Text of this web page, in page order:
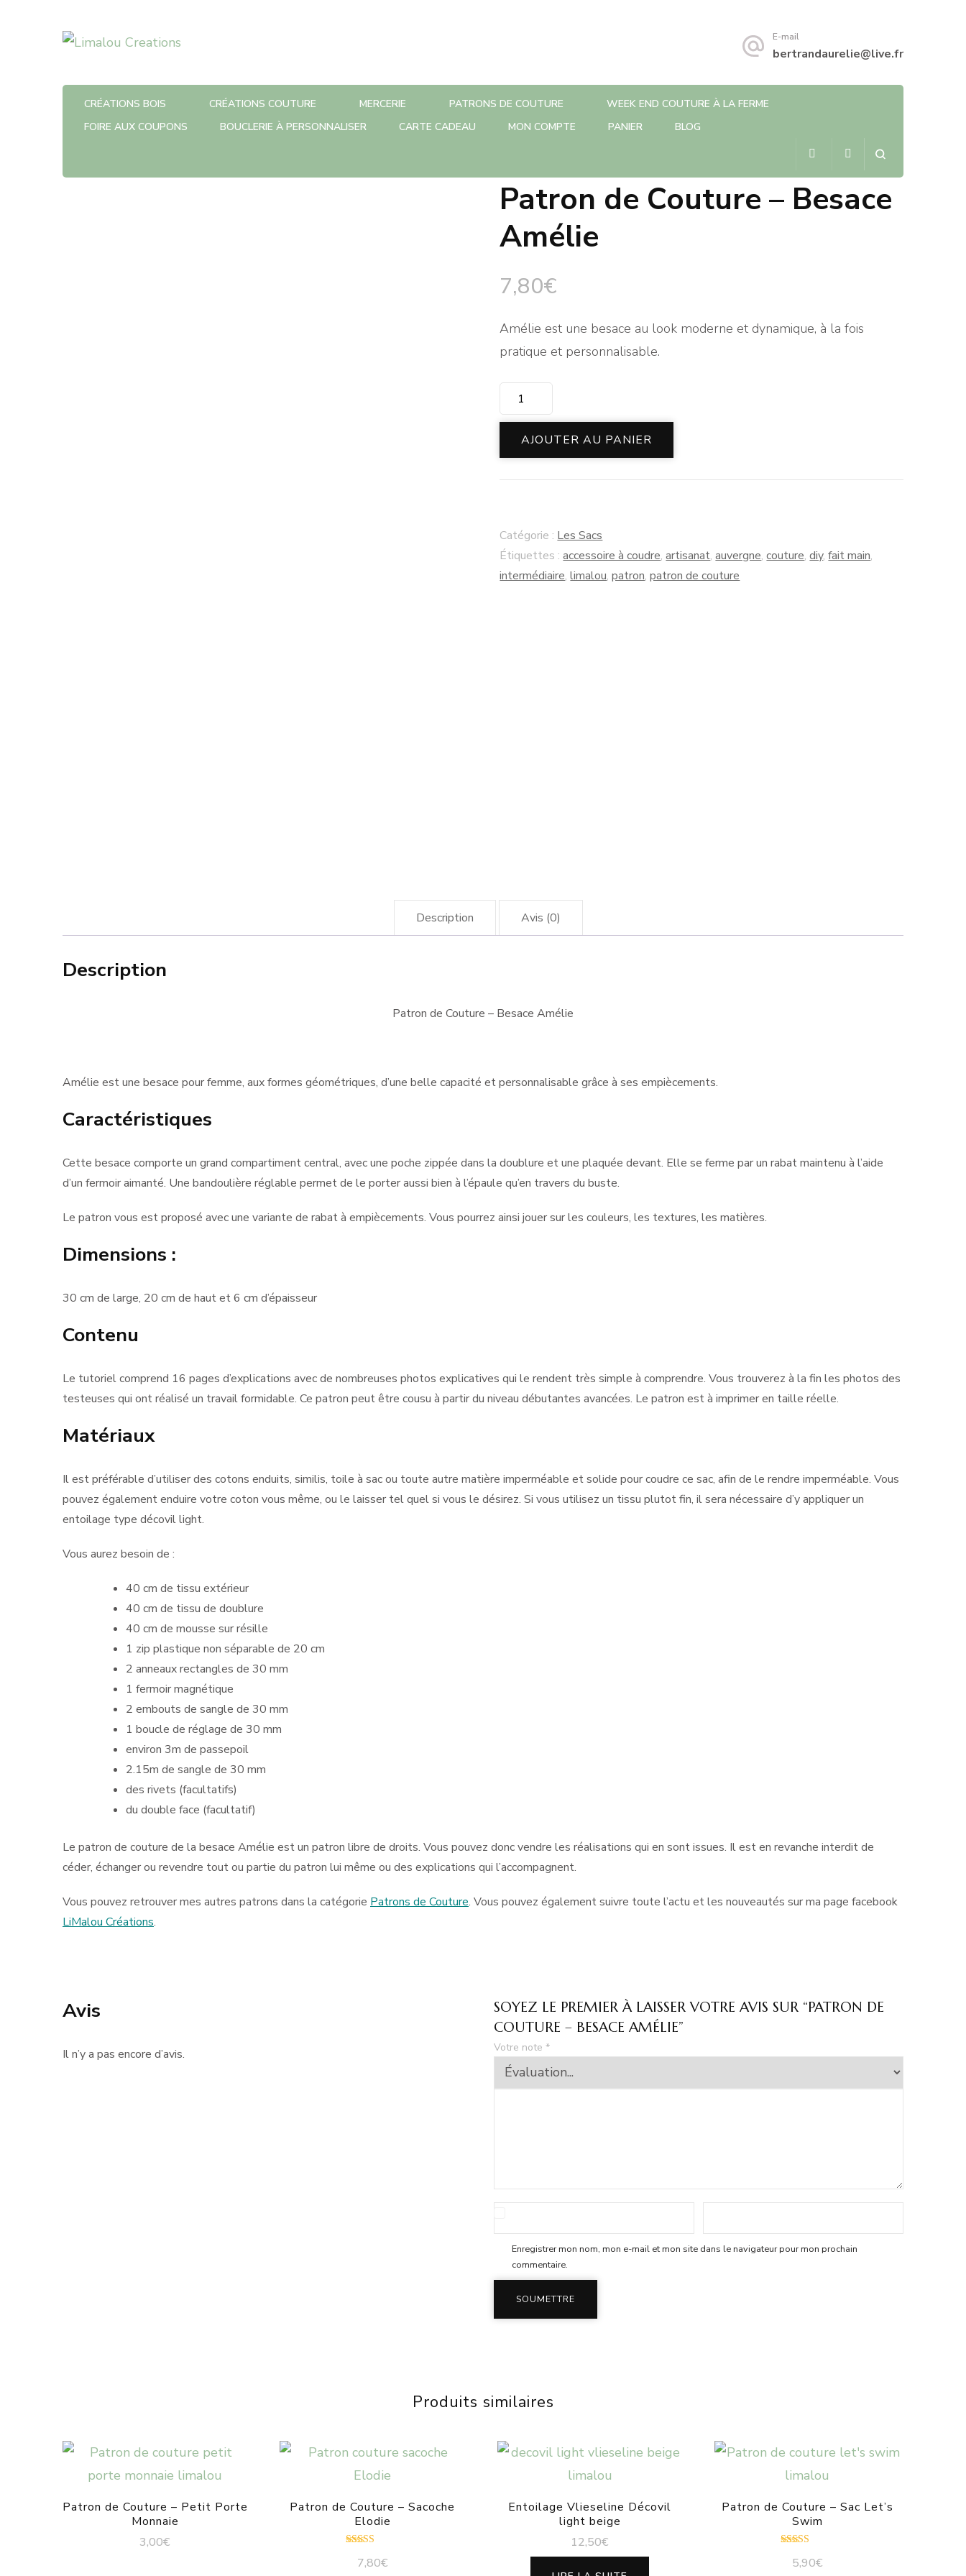
Limalou Creations E-mail
bertrandaurelie@live.fr
CRÉATIONS BOIS CRÉATIONS COUTURE MERCERIE PATRONS DE COUTURE
WEEK END COUTURE À LA FERME
FOIRE AUX COUPONS
BOUCLERIE À PERSONNALISER CARTE CADEAU MON COMPTE PANIER BLOG
Patron de Couture – Besace
Amélie
7,80€
Amélie est une besace au look moderne et dynamique, à la fois
pratique et personnalisable.
quantité
de
Patron
de
Couture
Besace
Amélie
AJOUTER AU PANIER
Catégorie : Les Sacs
Étiquettes :accessoire à coudre,artisanat,auvergne,couture,diy,fait main,
intermédiaire,limalou,patron,patron de couture
Description Avis (0)
Description
Patron de Couture – Besace Amélie
Amélie est une besace pour femme, aux formes géométriques, d’une belle capacité et personnalisable grâce à ses empiècements.
Caractéristiques
Cette besace comporte un grand compartiment central, avec une poche zippée dans la doublure et une plaquée devant. Elle se ferme par un rabat maintenu à l’aide
d’un fermoir aimanté. Une bandoulière réglable permet de le porter aussi bien à l’épaule qu’en travers du buste.
Le patron vous est proposé avec une variante de rabat à empiècements. Vous pourrez ainsi jouer sur les couleurs, les textures, les matières.
Dimensions :
30 cm de large, 20 cm de haut et 6 cm d’épaisseur
Contenu
Le tutoriel comprend 16 pages d’explications avec de nombreuses photos explicatives qui le rendent très simple à comprendre. Vous trouverez à la fin les photos des
testeuses qui ont réalisé un travail formidable. Ce patron peut être cousu à partir du niveau débutantes avancées. Le patron est à imprimer en taille réelle.
Matériaux
Il est préférable d’utiliser des cotons enduits, similis, toile à sac ou toute autre matière imperméable et solide pour coudre ce sac, afin de le rendre imperméable. Vous
pouvez également enduire votre coton vous même, ou le laisser tel quel si vous le désirez. Si vous utilisez un tissu plutot fin, il sera nécessaire d’y appliquer un
entoilage type décovil light.
Vous aurez besoin de :
40 cm de tissu extérieur
40 cm de tissu de doublure
40 cm de mousse sur résille
1 zip plastique non séparable de 20 cm
2 anneaux rectangles de 30 mm
1 fermoir magnétique
2 embouts de sangle de 30 mm
1 boucle de réglage de 30 mm
environ 3m de passepoil
2.15m de sangle de 30 mm
des rivets (facultatifs)
du double face (facultatif)
Le patron de couture de la besace Amélie est un patron libre de droits. Vous pouvez donc vendre les réalisations qui en sont issues. Il est en revanche interdit de
céder, échanger ou revendre tout ou partie du patron lui même ou des explications qui l’accompagnent.
Vous pouvez retrouver mes autres patrons dans la catégorie Patrons de Couture. Vous pouvez également suivre toute l’actu et les nouveautés sur ma page facebook
LiMalou Créations.
Avis
Il n’y a pas encore d’avis.
SOYEZ LE PREMIER À LAISSER VOTRE AVIS SUR “PATRON DE
COUTURE – BESACE AMÉLIE”
Votre note *
Enregistrer mon nom, mon e-mail et mon site dans le navigateur pour mon prochain
commentaire.
Produits similaires
Patron de Couture – Petit Porte
Monnaie
3,00€
Patron de Couture – Sacoche
Elodie
5.00
7,80€
Entoilage Vlieseline Décovil
light beige
12,50€
Patron de Couture – Sac Let’s
Swim
5.00
5,90€